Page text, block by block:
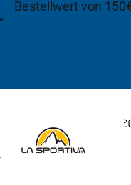
Bestellwert von